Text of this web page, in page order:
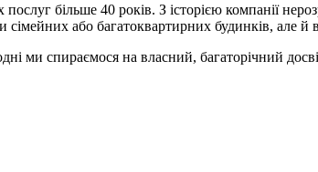
послуг більше 40 років. З історією компанії
сімейних або багатоквартирних будинків, але
ми спираємося на власний, багаторічний